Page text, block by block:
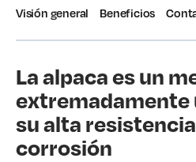
Visión general Beneficios
La alpaca es un
extremadamente
su alta
corrosión